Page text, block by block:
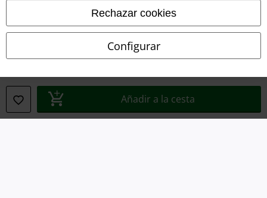
Rechazar cookies
Configurar
Añadir a la cesta
Declaración de Conformidad
Información sobre accesibilidad
Configuración Cookies
Cancelar pedido